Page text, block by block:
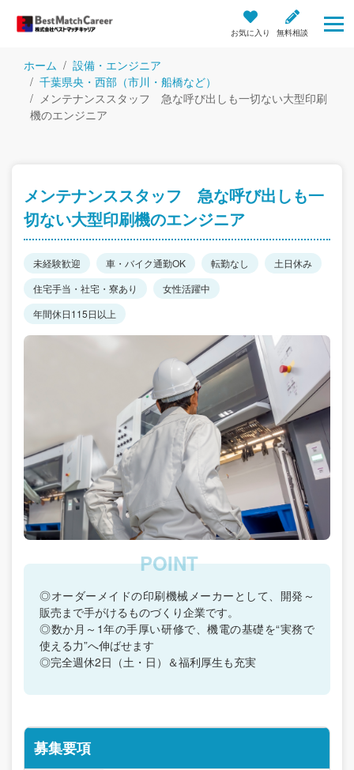
お気に入り 無料相談
ホーム
設備・エンジニア
千葉県央・西部（市川・船橋など）
メンテナンススタッフ 急な呼び出しも一切ない大型印刷
機のエンジニア
メンテナンススタッフ 急な呼び出しも一
切ない大型印刷機のエンジニア
未経験歓迎 車・バイク通勤OK 転勤なし
土日休み
住宅手当・社宅・寮あり
女性活躍中
年間休日115日以上
◎オーダーメイドの印刷機械メーカーとして、開発～
販売まで手がけるものづくり企業です。
◎数か月～1年の手厚い研修で、機電の基礎を“実務で
使える力”へ伸ばせます
◎完全週休2日（土・日）＆福利厚生も充実
募集要項